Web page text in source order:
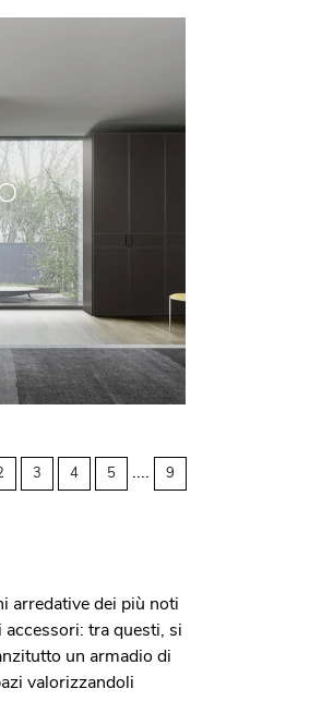
3 4 5 .... 9
arredative dei più noti
tra questi, si
un armadio di
valorizzandoli